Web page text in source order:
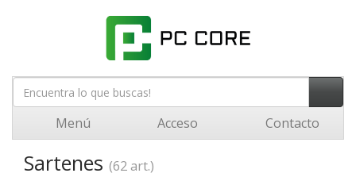
Menú Acceso Contacto
Sartenes (62 art.)